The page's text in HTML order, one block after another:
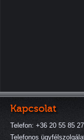
Kapcsolat
Telefon: +36 20 55 85
Telefonos